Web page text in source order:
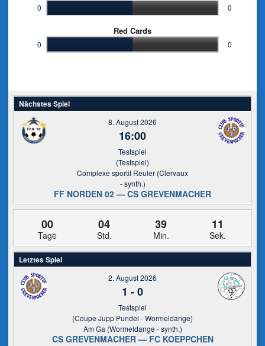
0 0
Red Cards
0 0
Nächstes Spiel
8. August 2026
16:00
Testspiel
(Testspiel)
Complexe sportif Reuler (Clervaux
- synth.)
FF NORDEN 02 — CS GREVENMACHER
00
Tage
04
Std.
39
Min.
10
Sek.
Letztes Spiel
2. August 2026
1 -0
Testspiel
(Coupe Jupp Pundel - Wormeldange)
Am Ga (Wormeldange - synth.)
CS GREVENMACHER — FC KOEPPCHEN